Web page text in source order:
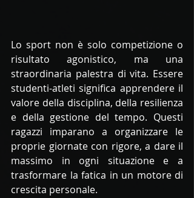
Lo sport non è solo competizione o
risultato agonistico, ma una
straordinaria palestra di vita. Essere
studenti-atleti significa apprendere il
valore della disciplina, della resilienza
e della gestione del tempo. Questi
ragazzi imparano a organizzare le
proprie giornate con rigore, a dare il
massimo in ogni situazione e a
trasformare la fatica in un motore di
crescita personale.